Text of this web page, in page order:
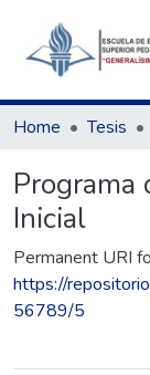
Home Tesis
Programa
Inicial
Permanent URI
https://
56789/5